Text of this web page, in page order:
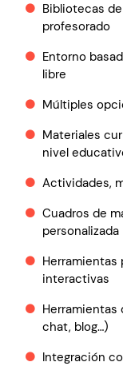
Bibliotecas
profesorado
Entorno
libre
Múltiples
Materiales
nivel
Actividades,
Cuadros de
personalizada
Herramientas
interactivas
Herramientas
chat, blog…)
Integración